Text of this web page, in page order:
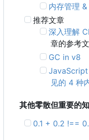
内存管理
推荐文章
深入理解
章的参考
GC in v8
JavaScript
见的 4 种
其他零散但重要的
0.1 + 0.2 !==